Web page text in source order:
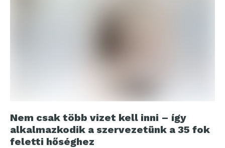
Nem csak több vizet kell inni – így
alkalmazkodik a szervezetünk a 35 fok
feletti hőséghez